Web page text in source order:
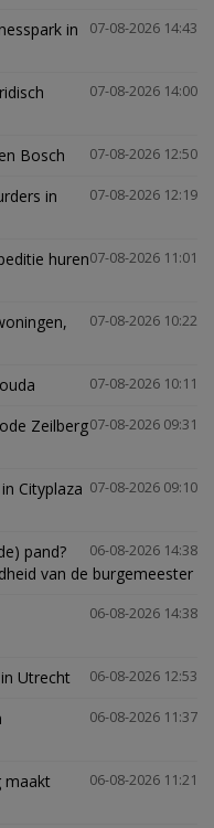
07-08-2026 14:43
in
07-08-2026 14:00
07-08-2026 12:50
Bosch
07-08-2026 12:19
in
07-08-2026 11:01
huren
07-08-2026 10:22
07-08-2026 10:11
07-08-2026 09:31
Zeilberg
07-08-2026 09:10
Cityplaza
06-08-2026 14:38
pand?
van de burgemeester
06-08-2026 14:38
06-08-2026 12:53
Utrecht
06-08-2026 11:37
06-08-2026 11:21
maakt